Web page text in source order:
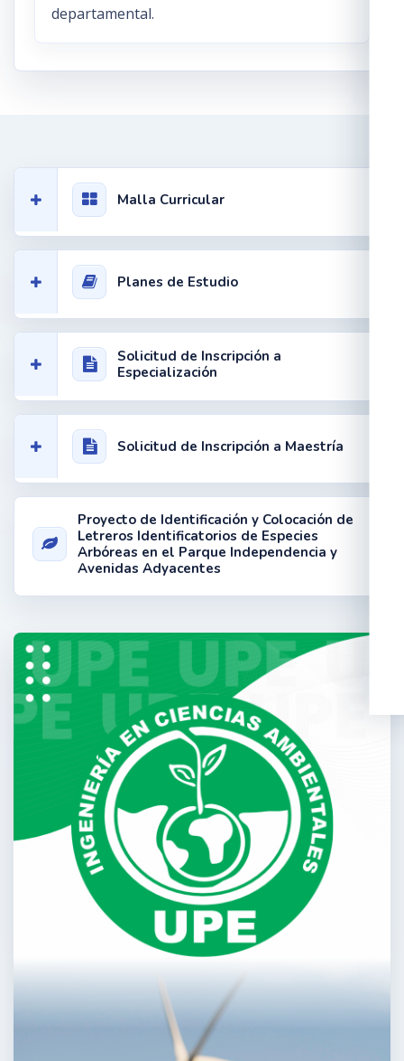
departamental.
Malla Curricular
Planes de Estudio
Solicitud de Inscripción a
Especialización
Solicitud de Inscripción a Maestría
Proyecto de Identificación y Colocación de
Letreros Identificatorios de Especies
Arbóreas en el Parque Independencia y
Avenidas Adyacentes